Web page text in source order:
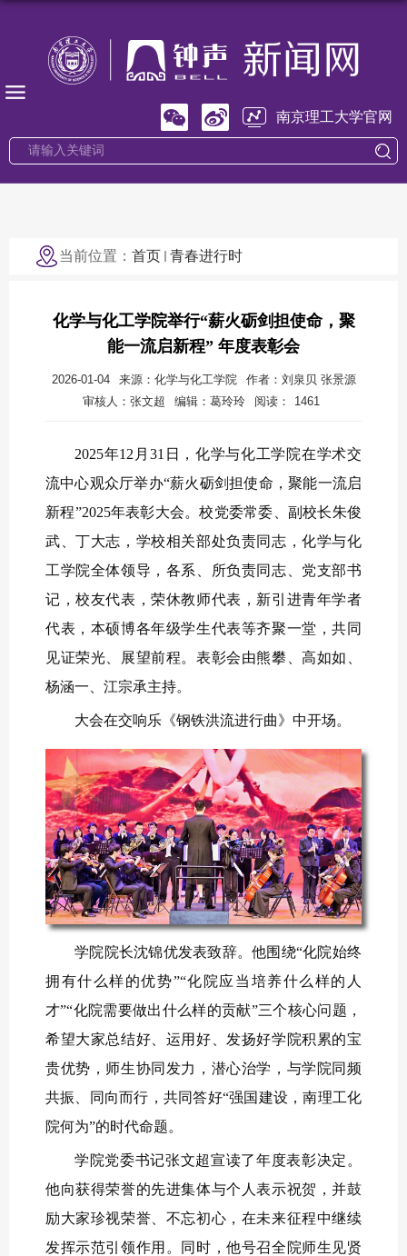
南京理工大学官网
当前位置： 首页 青春进行时
化学与化工学院举行“薪火砺剑担使命，聚
能一流启新程” 年度表彰会
2026-01-04 来源：化学与化工学院
作者：刘泉贝 张景源
审核人：张文超
编辑：葛玲玲 阅读： 1461
2025年12月31日，化学与化工学院在学术交
流中心观众厅举办“薪火砺剑担使命，聚能一流启
新程”2025年表彰大会。校党委常委、副校长朱俊
武、丁大志，学校相关部处负责同志，化学与化
工学院全体领导，各系、所负责同志、党支部书
记，校友代表，荣休教师代表，新引进青年学者
代表，本硕博各年级学生代表等齐聚一堂，共同
见证荣光、展望前程。表彰会由熊攀、高如如、
杨涵一、江宗承主持。
大会在交响乐《钢铁洪流进行曲》中开场。
学院院长沈锦优发表致辞。他围绕“化院始终
拥有什么样的优势”“化院应当培养什么样的人
才”“化院需要做出什么样的贡献”三个核心问题，
希望大家总结好、运用好、发扬好学院积累的宝
贵优势，师生协同发力，潜心治学，与学院同频
共振、同向而行，共同答好“强国建设，南理工化
院何为”的时代命题。
学院党委书记张文超宣读了年度表彰决定。
他向获得荣誉的先进集体与个人表示祝贺，并鼓
励大家珍视荣誉、不忘初心，在未来征程中继续
发挥示范引领作用。同时，他号召全院师生见贤